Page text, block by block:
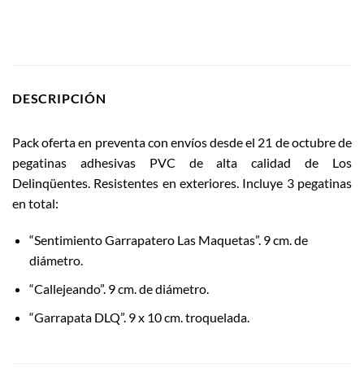
DESCRIPCIÓN
Pack oferta en preventa con envíos desde el 21 de octubre de
pegatinas adhesivas PVC de alta calidad de Los
Delinqüentes. Resistentes en exteriores. Incluye 3 pegatinas
en total:
“Sentimiento Garrapatero Las Maquetas”. 9 cm. de
diámetro.
“Callejeando”. 9 cm. de diámetro.
“Garrapata DLQ”. 9 x 10 cm. troquelada.